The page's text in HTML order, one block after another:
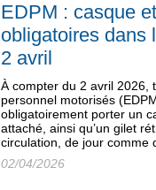
EDPM : casque
obligatoires dans
2 avril
À compter du 2 avril 2026,
personnel motorisés
obligatoirement porter un
attaché, ainsi qu’un gilet
circulation, de jour comme
02/04/2026